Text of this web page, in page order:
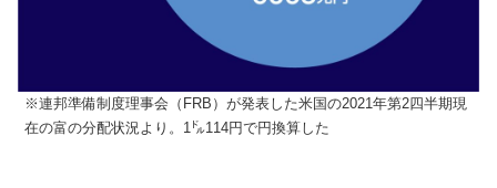
※連邦準備制度理事会（FRB）が発表した米国の2021年第2四半期現
在の富の分配状況より。1㌦114円で円換算した